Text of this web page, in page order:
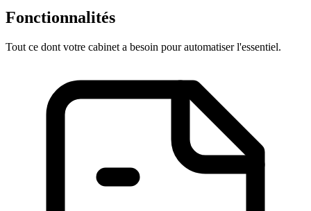
Fonctionnalités
Tout ce dont votre cabinet a besoin pour automatiser l'essentiel.